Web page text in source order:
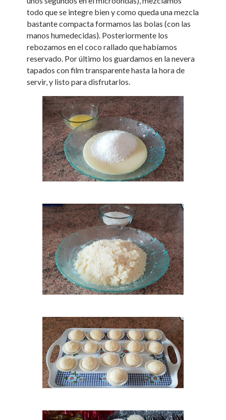
todo que se integre bien y como queda una mezcla
bastante compacta formamos las bolas (con las
manos humedecidas). Posteriormente los
rebozamos en el coco rallado que habíamos
reservado. Por último los guardamos en la nevera
tapados con film transparente hasta la hora de
servir, y listo para disfrutarlos.